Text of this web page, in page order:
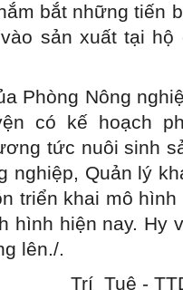
bắt những tiến
sản xuất tại
Phòng Nông
có kế hoạch
tức nuôi sinh
nghiệp, Quản lý
triển khai mô
hình hiện nay. Hy
lên./.
Trí Tuệ -